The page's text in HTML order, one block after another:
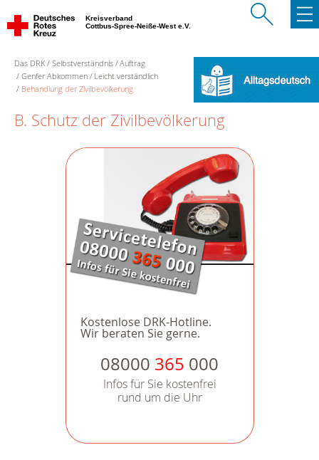
Kreisverband
Cottbus-Spree-Neiße-West e.V.
Das DRK Selbstverständnis
Auftrag
Genfer Abkommen
Leicht verständlich
Behandlung der Zivilbevölkerung
B. Schutz der Zivilbevölkerung
Kostenlose DRK-Hotline.
Wir beraten Sie gerne.
08000 365 000
Infos für Sie kostenfrei
rund um die Uhr